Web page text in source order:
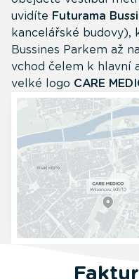
uvidíte Futurama
kancelářské budovy),
Bussines Parkem až
vchod čelem k hlavní
velké logo CARE